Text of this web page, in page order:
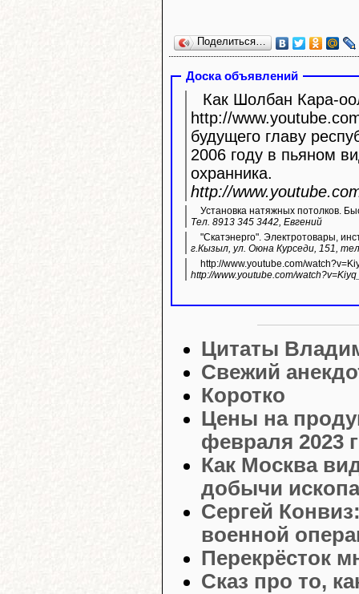
Поделиться…
Доска объявлений
Как Шолбан Кара-
http://www.youtube.com/
будущего главу
2006 году в пьяном
охранника.
http://
Установка натяжных потолков.
Тел. 8913 345 3442, Евгений
"Скатэнерго". Электротовары,
г.Кызыл, ул. Оюна Курседи, 151,
http://www.youtube.com/
http://www.youtube.com/
Цитаты
Свежий
Коротко
Цены на
февраля 2023
Как Москва
добычи
Сергей
военной
Перекрёсток
Сказ про то,